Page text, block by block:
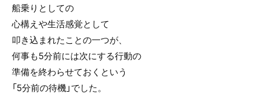
船乗りとしての
心構えや生活感覚として
叩き込まれたことの一つが、
何事も5分前には次にする行動の
準備を終わらせておくという
「5分前の待機」でした。